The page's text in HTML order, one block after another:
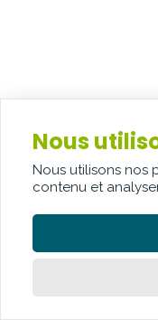
Nous
Nous utilisons nos
contenu et